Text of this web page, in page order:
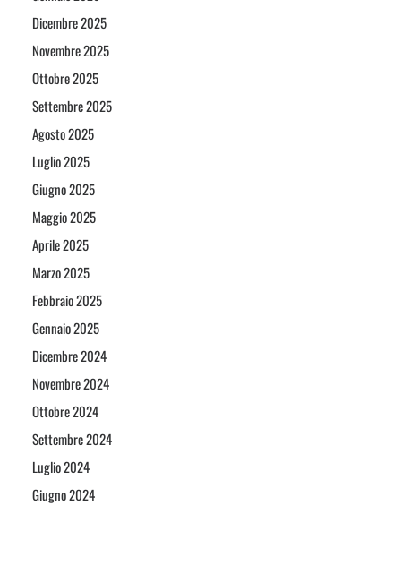
Dicembre 2025
Novembre 2025
Ottobre 2025
Settembre 2025
Agosto 2025
Luglio 2025
Giugno 2025
Maggio 2025
Aprile 2025
Marzo 2025
Febbraio 2025
Gennaio 2025
Dicembre 2024
Novembre 2024
Ottobre 2024
Settembre 2024
Luglio 2024
Giugno 2024